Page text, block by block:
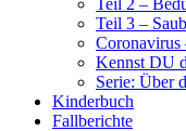
Teil 2 –
Teil 3 –
Coronavirus
Kennst DU
Serie: Über
Kinderbuch
Fallberichte